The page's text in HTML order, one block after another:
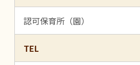
認可保育所（園）
TEL